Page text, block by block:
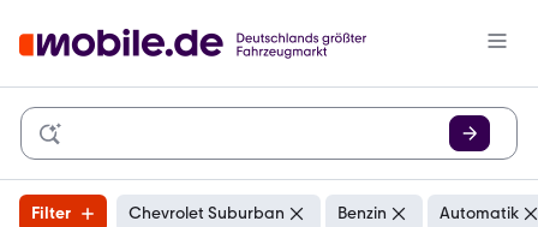
Filter Chevrolet Suburban Benzin Automatik